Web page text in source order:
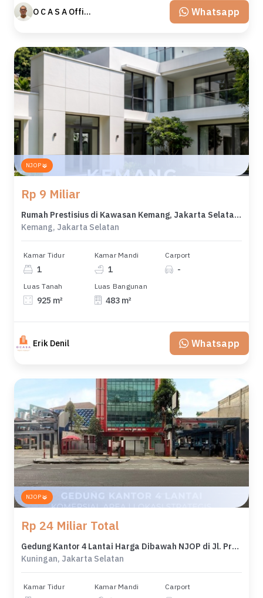
O C A S A Official property perfected Whatsapp
NJOP
Rp 9 Miliar
Rumah Prestisius di Kawasan Kemang, Jakarta Selatan, LB 483m², Harga 9 Miliar
Kemang, Jakarta Selatan
Kamar Tidur
1
Kamar Mandi
1
Carport
-
Luas Tanah
925 m²
Luas Bangunan
483 m²
Erik Denil Whatsapp
NJOP
Rp 24 Miliar Total
Gedung Kantor 4 Lantai Harga Dibawah NJOP di Jl. Prof. Dr. Satrio Kuningan
Kuningan, Jakarta Selatan
Kamar Tidur Kamar Mandi Carport